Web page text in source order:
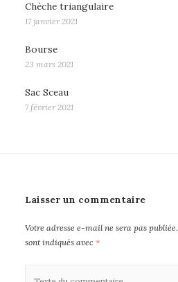
Chèche triangulaire
17 janvier 2021
Bourse
23 mars 2021
Sac Sceau
7 février 2021
Laisser un commentaire
Votre adresse e-mail ne sera pas publiée.
sont indiqués avec *